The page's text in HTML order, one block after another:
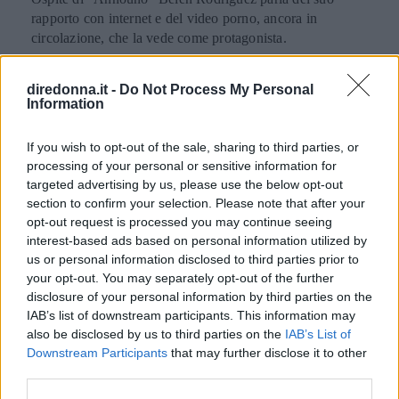
diredonna.it - Do Not Process My Personal
Information
If you wish to opt-out of the sale, sharing to third parties, or
processing of your personal or sensitive information for
targeted advertising by us, please use the below opt-out
section to confirm your selection. Please note that after your
opt-out request is processed you may continue seeing
interest-based ads based on personal information utilized by
us or personal information disclosed to third parties prior to
your opt-out. You may separately opt-out of the further
disclosure of your personal information by third parties on the
IAB’s list of downstream participants. This information may
also be disclosed by us to third parties on the IAB’s List of
Downstream Participants that may further disclose it to other
rapporto con internet e del video porno, ancora in
circolazione, che la vede come protagonista.
GOSSIP
Stefano De Martino nudo sul